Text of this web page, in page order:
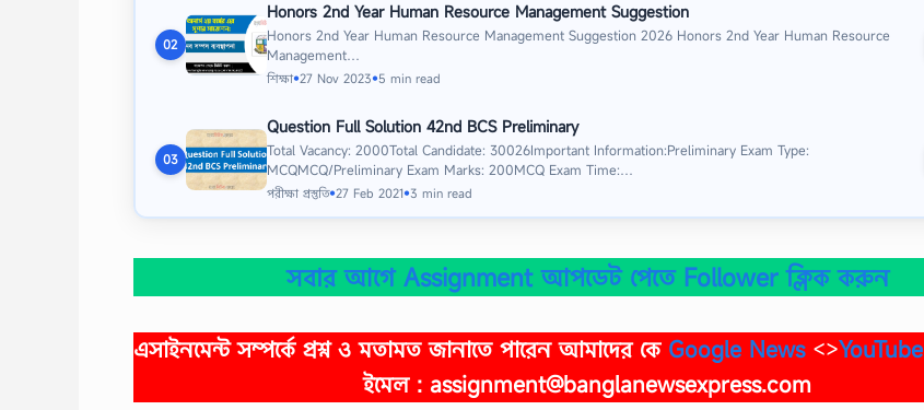
02
Honors 2nd Year Human Resource Management Suggestion
Honors 2nd Year Human Resource Management Suggestion 2026 Honors 2nd Year Human Resource
Management…
শিক্ষা●27 Nov 2023●5 min read
03
Question Full Solution 42nd BCS Preliminary
Total Vacancy: 2000Total Candidate: 30026Important Information:Preliminary Exam Type:
MCQMCQ/Preliminary Exam Marks: 200MCQ Exam Time:…
পরীক্ষা প্রস্তুতি●27 Feb 2021●3 min read
সবার আগে Assignment আপডেট পেতে Follower ক্লিক করুন
এসাইনমেন্ট সম্পর্কে প্রশ্ন ও মতামত জানাতে পারেন আমাদের কে Google News<>YouTube
ইমেল : assignment@banglanewsexpress.com